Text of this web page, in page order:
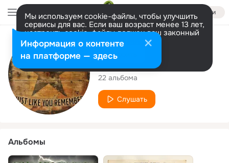
Войти
Мы используем cookie-файлы, чтобы улучшить
сервисы для вас. Если ваш возраст менее 13 лет,
настроить cookie-файлы должен ваш законный
представитель. Больше информации
Разрешить все Настроить
Исполнитель
Teley Irons
22 альбома
Слушать
Альбомы
Информация о контенте
на платформе — здесь